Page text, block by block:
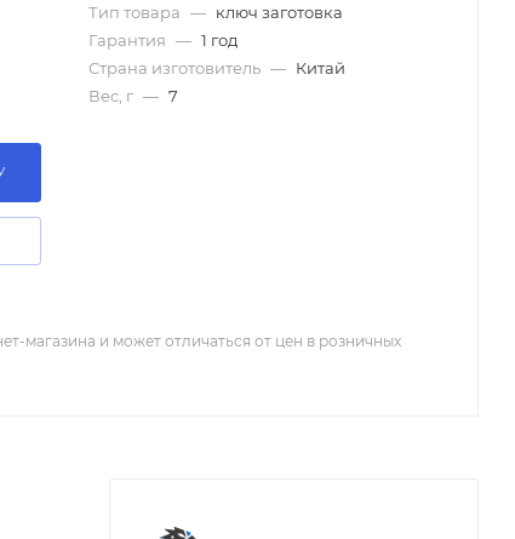
Тип товара — ключ заготовка
Гарантия — 1 год
Страна изготовитель — Китай
Вес, г — 7
магазина и может отличаться от цен в розничных